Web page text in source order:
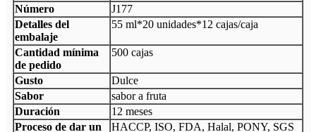
Número
J177
Detalles del
embalaje
55 ml*20 unidades*12 cajas/caja
Cantidad mínima
de pedido
500 cajas
Gusto
Dulce
Sabor
sabor a fruta
Duración
12 meses
Proceso de dar un
HACCP, ISO, FDA, Halal, PONY, SGS